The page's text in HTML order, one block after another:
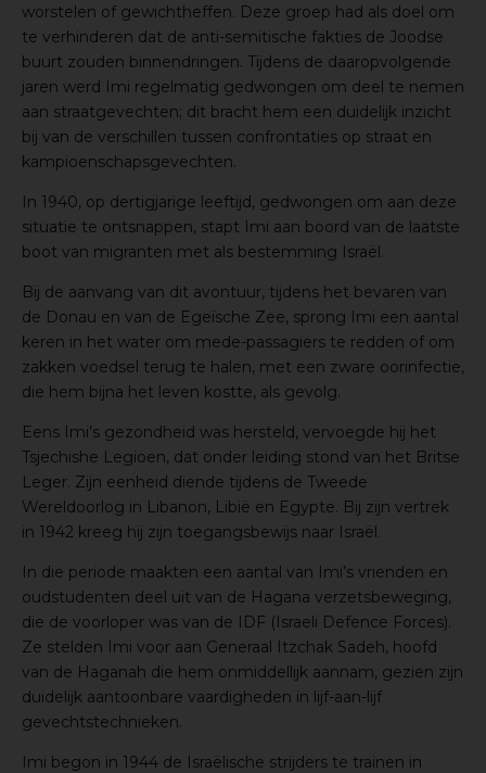
worstelen of gewichtheffen. Deze groep had als doel om
te verhinderen dat de anti-semitische fakties de Joodse
buurt zouden binnendringen. Tijdens de daaropvolgende
jaren werd Imi regelmatig gedwongen om deel te nemen
aan straatgevechten; dit bracht hem een duidelijk inzicht
bij van de verschillen tussen confrontaties op straat en
kampioenschapsgevechten.
In 1940, op dertigjarige leeftijd, gedwongen om aan deze
situatie te ontsnappen, stapt Imi aan boord van de laatste
boot van migranten met als bestemming Israël.
Bij de aanvang van dit avontuur, tijdens het bevaren van
de Donau en van de Egeïsche Zee, sprong Imi een aantal
keren in het water om mede-passagiers te redden of om
zakken voedsel terug te halen, met een zware oorinfectie,
die hem bijna het leven kostte, als gevolg.
Eens Imi’s gezondheid was hersteld, vervoegde hij het
Tsjechishe Legioen, dat onder leiding stond van het Britse
Leger. Zijn eenheid diende tijdens de Tweede
Wereldoorlog in Libanon, Libië en Egypte. Bij zijn vertrek
in 1942 kreeg hij zijn toegangsbewijs naar Israël.
In die periode maakten een aantal van Imi’s vrienden en
oudstudenten deel uit van de Hagana verzetsbeweging,
die de voorloper was van de IDF (Israeli Defence Forces).
Ze stelden Imi voor aan Generaal Itzchak Sadeh, hoofd
van de Haganah die hem onmiddellijk aannam, gezien zijn
duidelijk aantoonbare vaardigheden in lijf-aan-lijf
gevechtstechnieken.
Imi begon in 1944 de Israëlische strijders te trainen in